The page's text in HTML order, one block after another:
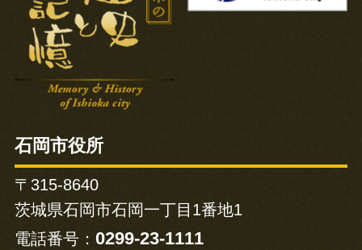
石岡市役所
〒315-8640
茨城県石岡市石岡一丁目1番地1
電話番号： 0299-23-1111